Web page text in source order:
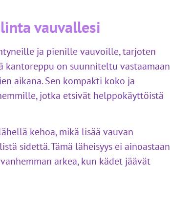
vauvallesi
ja pienille vauvoille, tarjoten
kantoreppu on suunniteltu vastaamaan
aikana. Sen kompakti koko ja
jotka etsivät helppokäyttöistä
kehoa, mikä lisää vauvan
sidettä. Tämä läheisyys ei ainoastaan
arkea, kun kädet jäävät